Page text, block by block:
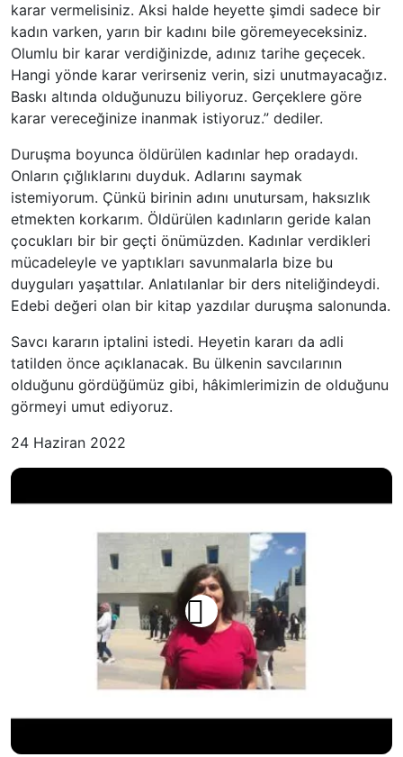
karar vermelisiniz. Aksi halde heyette şimdi sadece bir
kadın varken, yarın bir kadını bile göremeyeceksiniz.
Olumlu bir karar verdiğinizde, adınız tarihe geçecek.
Hangi yönde karar verirseniz verin, sizi unutmayacağız.
Baskı altında olduğunuzu biliyoruz. Gerçeklere göre
karar vereceğinize inanmak istiyoruz.” dediler.
Duruşma boyunca öldürülen kadınlar hep oradaydı.
Onların çığlıklarını duyduk. Adlarını saymak
istemiyorum. Çünkü birinin adını unutursam, haksızlık
etmekten korkarım. Öldürülen kadınların geride kalan
çocukları bir bir geçti önümüzden. Kadınlar verdikleri
mücadeleyle ve yaptıkları savunmalarla bize bu
duyguları yaşattılar. Anlatılanlar bir ders niteliğindeydi.
Edebi değeri olan bir kitap yazdılar duruşma salonunda.
Savcı kararın iptalini istedi. Heyetin kararı da adli
tatilden önce açıklanacak. Bu ülkenin savcılarının
olduğunu gördüğümüz gibi, hâkimlerimizin de olduğunu
görmeyi umut ediyoruz.
24 Haziran 2022